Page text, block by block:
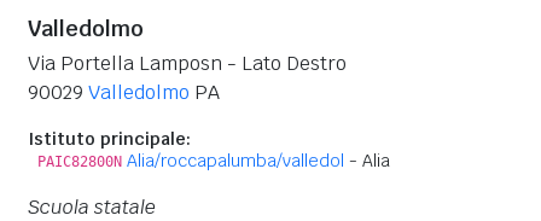
Valledolmo
Via Portella Lamposn - Lato Destro
90029 Valledolmo PA
Istituto principale:
PAIC82800N Alia/roccapalumba/valledol - Alia
Scuola statale